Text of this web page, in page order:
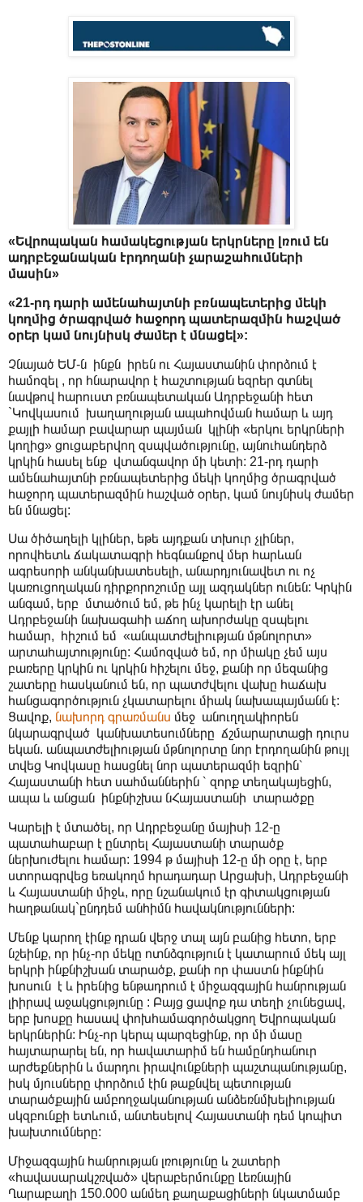
«Եվրոպական համակեցության երկրները լռում են
ադրբեջանական Էրդողանի չարաշահումների
մասին»
«21-րդ դարի ամենահայտնի բռնապետերից մեկի
կողմից ծրագրված հաջորդ պատերազմին հաշված
օրեր կամ նույնիսկ ժամեր է մնացել»:
Չնայած ԵՄ-ն ինքն իրեն ու Հայաստանին փորձում է
համոզել , որ հնարավոր է հաշտության եզրեր գտնել
նավթով հարուստ բռնապետական Ադրբեջանի հետ
`Կովկասում խաղաղության ապահովման համար և այդ
քայլի համար բավարար պայման կլինի «երկու երկրների
կողից» ցուցաբերվող զսպվածությունը, այնուհանդերձ
կրկին հասել ենք վտանգավոր մի կետի: 21-րդ դարի
ամենահայտնի բռնապետերից մեկի կողմից ծրագրված
հաջորդ պատերազմին հաշված օրեր, կամ նույնիսկ ժամեր
են մնացել:
Սա ծիծաղելի կլիներ, եթե այդքան տխուր չլիներ,
որովհետև ճակատագրի հեգնանքով մեր հարևան
ագրեսորի անկանխատեսելի, անարդյունավետ ու ոչ
կառուցողական դիրքորոշումը այլ ազդակներ ունեն: Կրկին
անգամ, երբ մտածում եմ, թե ինչ կարելի էր անել
Ադրբեջանի նախագահի աճող ախորժակը զսպելու
համար, հիշում եմ «անպատժելիության մթնոլորտ»
արտահայտությունը: Համոզված եմ, որ միակը չեմ այս
բառերը կրկին ու կրկին հիշելու մեջ, քանի որ մեզանից
շատերը հասկանում են, որ պատժվելու վախը հաճախ
հանցագործություն չկատարելու միակ նախապայմանն է:
Ցավոք, նախորդ գրառմանս մեջ անուղղակիորեն
նկարագրված կանխատեսումները ճշմարարտացի դուրս
եկան. անպատժելիության մթնոլորտը նոր Էրդողանին թույլ
տվեց Կովկասը հասցնել նոր պատերազմի եզրին՝
Հայաստանի հետ սահմաններին ՝ զորք տեղակայեցին,
ապա և անցան ինքնիշխա նՀայաստանի տարածքը
Կարելի է մտածել, որ Ադրբեջանը մայիսի 12-ը
պատահաբար է ընտրել Հայաստանի տարածք
ներխուժելու համար: 1994 թ մայիսի 12-ը մի օրը է, երբ
ստորագրվեց եռակողմ հրադադար Արցախի, Ադրբեջանի
և Հայաստանի միջև, որը նշանակում էր գիտակցության
հաղթանակ`ընդդեմ անհիմն հավակնությունների:
Մենք կարող էինք դրան վերջ տալ այն բանից հետո, երբ
նշեինք, որ ինչ-որ մեկը ոտնձգություն է կատարում մեկ այլ
երկրի ինքնիշխան տարածք, քանի որ փաստն ինքնին
խոսուն է և իրենից ենթադրում է միջազգային հանրության
լիիրավ աջակցությունը : Բայց ցավոք դա տեղի չունեցավ,
երբ խոսքը հասավ փոխհամագործակցող Եվրոպական
երկրներին: Ինչ-որ կերպ պարզեցինք, որ մի մասը
հայտարարել են, որ հավատարիմ են համընդհանուր
արժեքներին և մարդու իրավունքների պաշտպանությանը,
իսկ մյուսները փորձում էին թաքնվել պետության
տարածքային ամբողջականության անձեռնմխելիության
սկզբունքի ետևում, անտեսելով Հայաստանի դեմ կոպիտ
խախտումները:
Միջազգային հանրության լռությունը և շատերի
«հավասարակշռված» վերաբերմունքը Լեռնային
Ղարաբաղի 150.000 անմեղ քաղաքացիների նկատմամբ